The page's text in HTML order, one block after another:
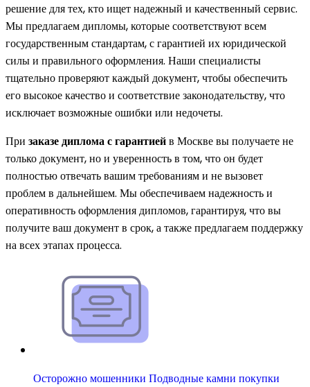
решение для тех, кто ищет надежный и качественный сервис.
Мы предлагаем дипломы, которые соответствуют всем
государственным стандартам, с гарантией их юридической
силы и правильного оформления. Наши специалисты
тщательно проверяют каждый документ, чтобы обеспечить
его высокое качество и соответствие законодательству, что
исключает возможные ошибки или недочеты.
При заказе диплома с гарантиейв Москве вы получаете не
только документ, но и уверенность в том, что он будет
полностью отвечать вашим требованиям и не вызовет
проблем в дальнейшем. Мы обеспечиваем надежность и
оперативность оформления дипломов, гарантируя, что вы
получите ваш документ в срок, а также предлагаем поддержку
на всех этапах процесса.
Осторожно мошенники Подводные камни покупки